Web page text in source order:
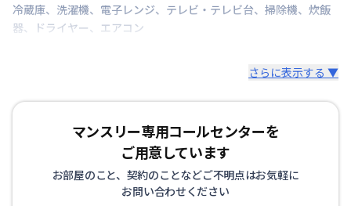
▼寝具・リネン
※お布団類は全て羽毛布団を設置。人数に合わせて敷
その他、調理器具セット、生活用品セット、お掃除セ
ットなどをオプションでご用意しています。
冷蔵庫、 洗濯機、 電子レンジ、 テレビ・テレビ台、 掃除機、 炊飯
器、 ドライヤー、 エアコン
さらに表示する ▼
マンスリー専用コールセンターを
ご用意しています
お部屋のこと、契約のことなどご不明点はお気軽に
お問い合わせください